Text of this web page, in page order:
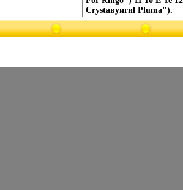
Crystaвуигиl Pluma").